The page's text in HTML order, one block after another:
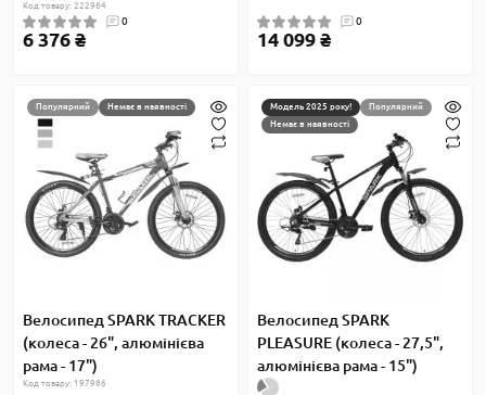
Код товару: 222964
0
6 376 ₴
0
14 099 ₴
Популярний Немає в наявності
Велосипед SPARK TRACKER
(колеса - 26", алюмінієва
рама - 17")
Код товару: 197986
Модель 2025 року!
Популярний
Немає в наявності
Велосипед SPARK
PLEASURE (колеса - 27,5",
алюмінієва рама - 15")